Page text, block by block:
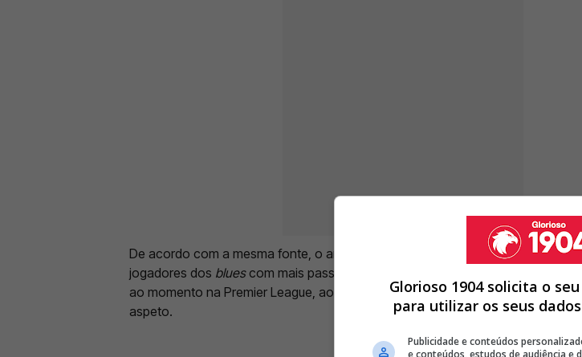
De acordo com a mesma fonte, o antigo jogador dos encarnados só esteve
jogadores dos bluescom mais passes realizados no último dos quatro jogos
ao momento na Premier League, ao contrário de Enzo Fernández, que tem
aspeto.
Glorioso 1904 solicita o
para utilizar os seus
Publicidade e conteúdos
e conteúdos, estudos de audiência e